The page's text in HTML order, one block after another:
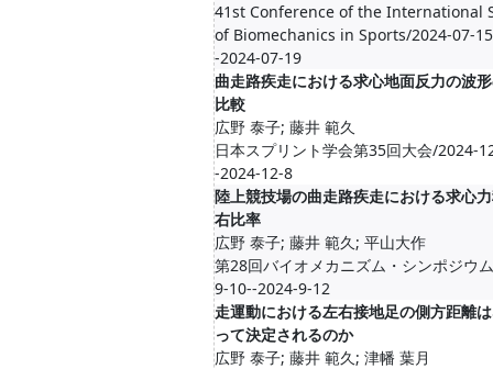
41st Conference of the International
of Biomechanics in Sports/2024-07-
-2024-07-19
曲走路疾走における求心地面反力の波
比較
広野 泰子; 藤井 範久
日本スプリント学会第35回大会/2024-
-2024-12-8
陸上競技場の曲走路疾走における求心
右比率
広野 泰子; 藤井 範久; 平山大作
第28回バイオメカニズム・シンポジウ
9-10--2024-9-12
走運動における左右接地足の側方距離
って決定されるのか
広野 泰子; 藤井 範久; 津幡 葉月